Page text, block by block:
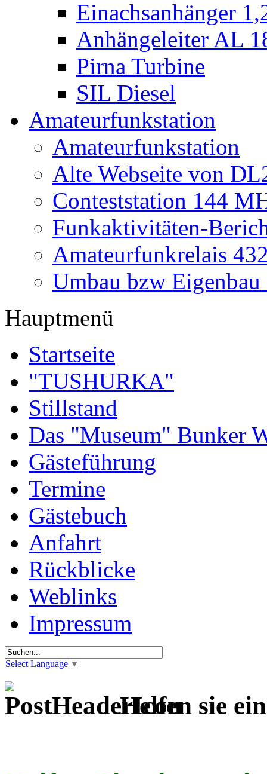
Einachsanhänger
Anhängeleiter AL
Pirna Turbine
SIL Diesel
Amateurfunkstation
Amateurfunkstation
Alte Webseite von
Conteststation 144
Funkaktivitäten-
Amateurfunkrelais
Umbau bzw
Hauptmenü
Startseite
"TUSHURKA"
Stillstand
Das "Museum" Bunker
Gästeführung
Termine
Gästebuch
Anfahrt
Rückblicke
Weblinks
Impressum
Select Language ▼
Helfen sie